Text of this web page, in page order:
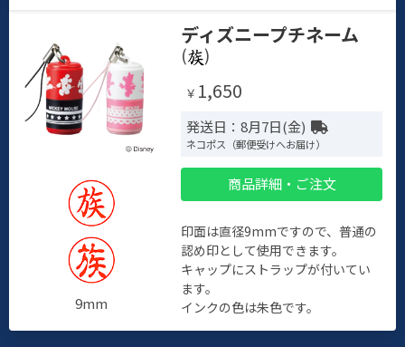
9mm
ディズニープチネーム
( )
￥ 1,650
発送日：8月7日(金)
ネコポス（郵便受けへお届け）
商品詳細・ご注文
印面は直径9mmですので、普通の
認め印として使用できます。
キャップにストラップが付いてい
ます。
インクの色は朱色です。